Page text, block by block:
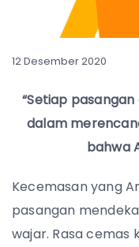
12 Desember 2020
“Setiap
dalam
bahwa
Kecemasan yang
pasangan
wajar. Rasa cemas